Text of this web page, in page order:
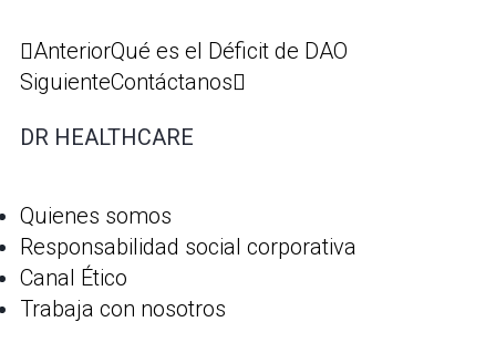
AnteriorQué es el Déficit de DAO
SiguienteContáctanos
DR HEALTHCARE
Quienes somos
Responsabilidad social corporativa
Canal Ético
Trabaja con nosotros